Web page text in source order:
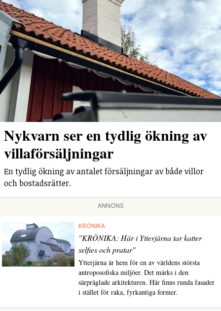
Nykvarn ser en tydlig ökning av
villaförsäljningar
En tydlig ökning av antalet försäljningar av både villor
och bostadsrätter.
ANNONS
KRÖNIKA
"KRÖNIKA: Här i Ytterjärna tar katter
selfies och pratar"
Ytterjärna är hem för en av världens största
antroposofiska miljöer. Det märks i den
särpräglade arkitekturen. Här finns runda fasader
i stället för raka, fyrkantiga former.